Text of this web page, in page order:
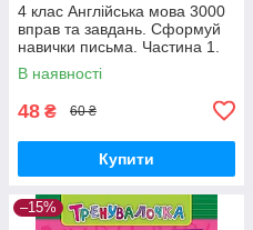
4 клас Англійська мова 3000
вправ та завдань. Сформуй
навички письма. Частина 1.
Борис О. С. Час Майстрів
В наявності
48 ₴ 60 ₴
Купити
–15%